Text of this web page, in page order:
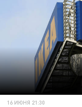
16 ИЮНЯ 21:30